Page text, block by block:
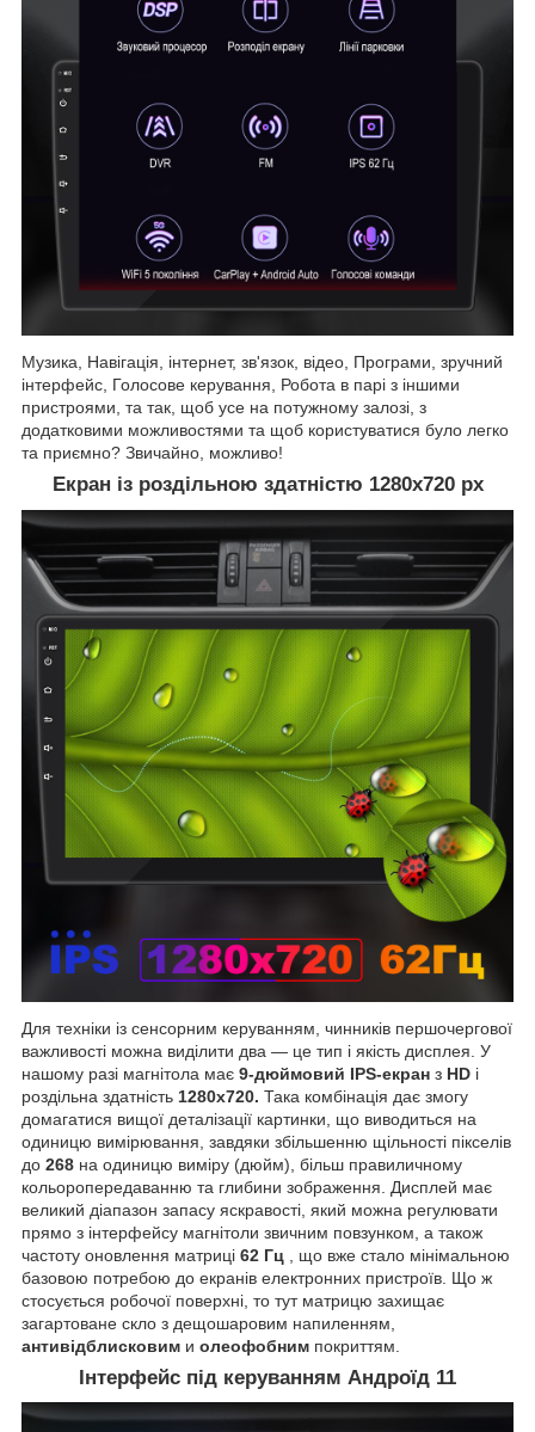
Музика, Навігація, інтернет, зв'язок, відео, Програми, зручний
інтерфейс, Голосове керування, Робота в парі з іншими
пристроями, та так, щоб усе на потужному залозі, з
додатковими можливостями та щоб користуватися було легко
та приємно? Звичайно, можливо!
Екран із роздільною здатністю 1280х720 рх
Для техніки із сенсорним керуванням, чинників першочергової
важливості можна виділити два — це тип і якість дисплея. У
нашому разі магнітола має 9-дюймовий IPS-екран з HD і
роздільна здатність 1280х720. Така комбінація дає змогу
домагатися вищої деталізації картинки, що виводиться на
одиницю вимірювання, завдяки збільшенню щільності пікселів
до 268 на одиницю виміру (дюйм), більш правиличному
кольоропередаванню та глибини зображення. Дисплей має
великий діапазон запасу яскравості, який можна регулювати
прямо з інтерфейсу магнітоли звичним повзунком, а також
частоту оновлення матриці 62 Гц , що вже стало мінімальною
базовою потребою до екранів електронних пристроїв. Що ж
стосується робочої поверхні, то тут матрицю захищає
загартоване скло з дещошаровим напиленням,
антивідблисковим и олеофобним покриттям.
Інтерфейс під керуванням Андроїд 11